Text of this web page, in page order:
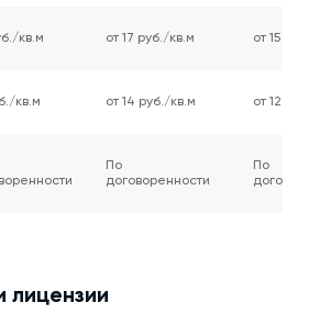
кв.м от 17 руб./кв.м от 15
кв.м от 14 руб./кв.м от 12
По
договоренности
По
лицензии